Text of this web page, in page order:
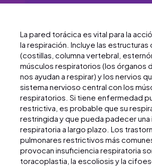
La pared torácica es vital para la
la respiración. Incluye las estructuras
(costillas, columna vertebral,
músculos respiratorios (los órganos
nos ayudan a respirar) y los nervios
sistema nervioso central con los
respiratorios. Si tiene enfermedad
restrictiva, es probable que su
restringida y que pueda padecer una
respiratoria a largo plazo. Los
pulmonares restrictivos más
provocan insuficiencia respiratoria
toracoplastia, la escoliosis y la